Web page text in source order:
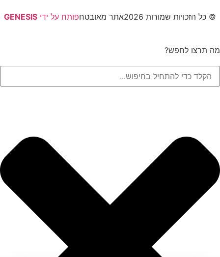
© כל הזכויות שמורות 2026 אתר מאובטחפותח על ידי GENESIS
מה תרצו לחפש?